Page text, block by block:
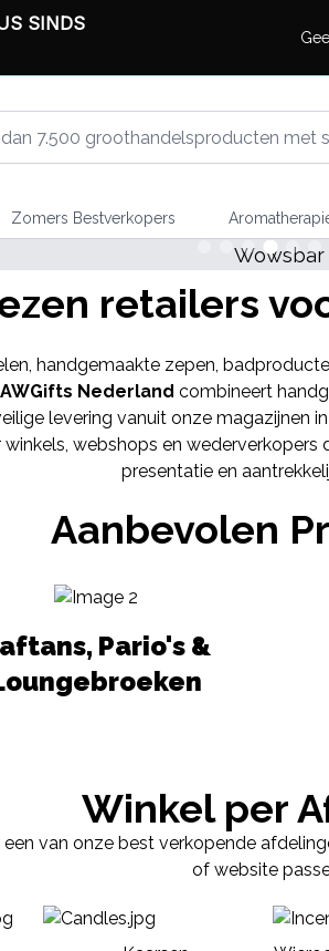
SINDS
Zomers Bestverkopers
retailers
handgemaakte zepen,
AWGifts Nederland combineert
levering vanuit onze
webshops en
presentatie en
Aanbevolen
Pario's &
Winkel per
van onze best verkopende
of website